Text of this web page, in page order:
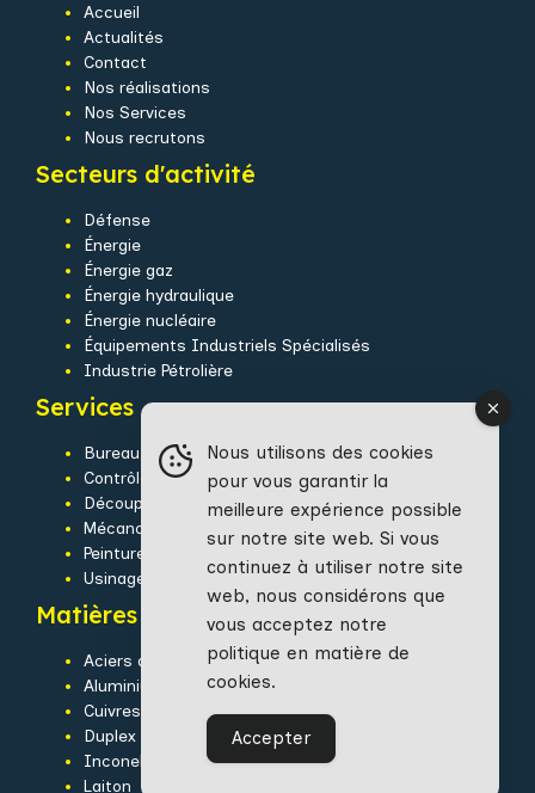
Accueil
Actualités
Contact
Nos réalisations
Nos Services
Nous recrutons
Secteurs d'activité
Défense
Énergie
Énergie gaz
Énergie hydraulique
Énergie nucléaire
Équipements Industriels Spécialisés
Industrie Pétrolière
Services
Bureau d’études
Contrôle qualité
Découpe laser
Mécano-soudure
Peinture
Usinage
Matières
Aciers au carbone
Aluminium
Cuivres
Duplex
Inconel
Laiton
Nous utilisons des cookies
pour vous garantir la
meilleure expérience possible
sur notre site web. Si vous
continuez à utiliser notre site
web, nous considérons que
vous acceptez notre
politique en matière de
cookies.
Accepter